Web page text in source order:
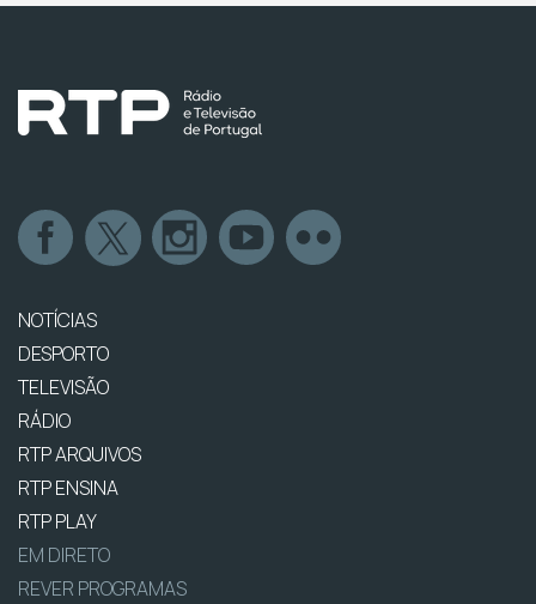
NOTÍCIAS
DESPORTO
TELEVISÃO
RÁDIO
RTP ARQUIVOS
RTP ENSINA
RTP PLAY
EM DIRETO
REVER PROGRAMAS